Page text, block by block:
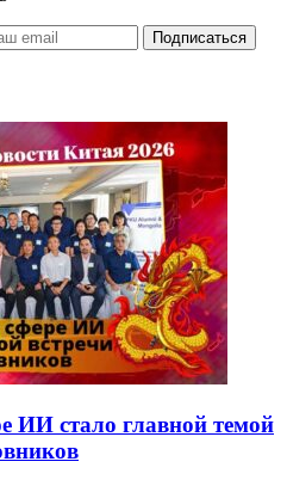
ИИ стало главной темой